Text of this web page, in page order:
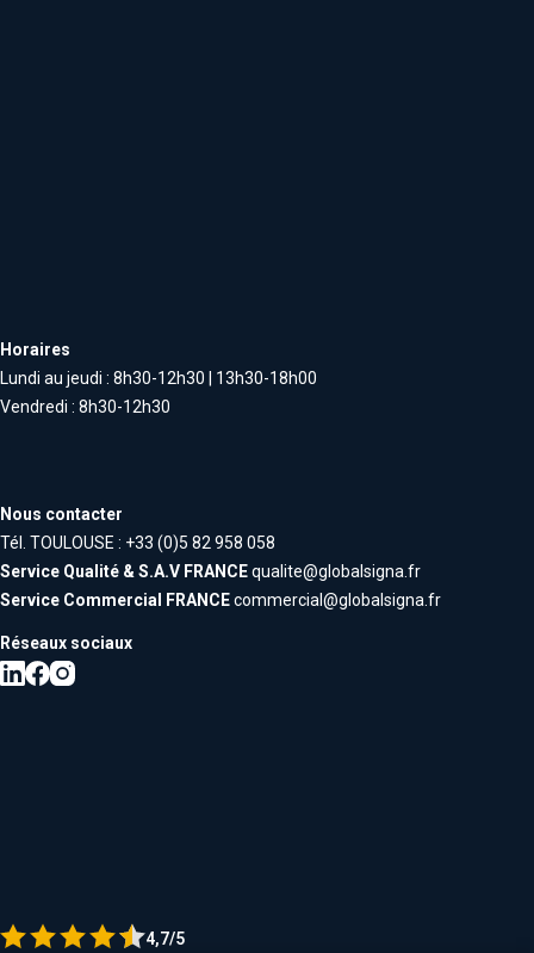
Horaires
Lundi au jeudi : 8h30-12h30 | 13h30-18h00
Vendredi : 8h30-12h30
Nous contacter
Tél. TOULOUSE : +33 (0)5 82 958 058
Service Qualité & S.A.V FRANCEqualite@globalsigna.fr
Service Commercial FRANCEcommercial@globalsigna.fr
Réseaux sociaux
4,7/5